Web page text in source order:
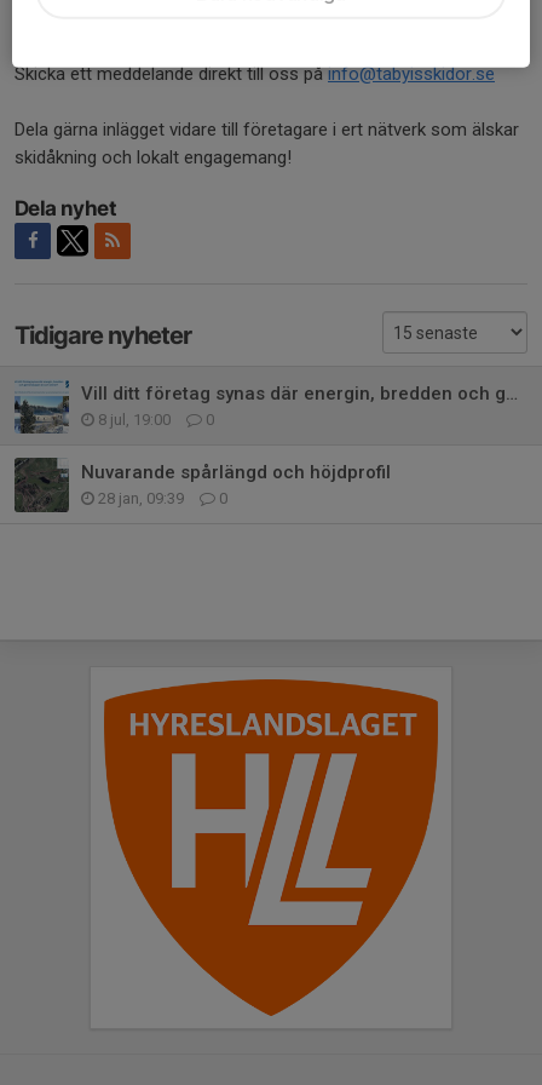
Skicka ett meddelande direkt till oss påinfo@tabyisskidor.se
Dela gärna inlägget vidare till företagare i ert nätverk som älskar
skidåkning och lokalt engagemang!
Dela nyhet
Tidigare nyheter
Vill ditt företag synas där energin, bredden och gemenskapen är som störst?
8 jul, 19:00 0
Nuvarande spårlängd och höjdprofil
28 jan, 09:39 0